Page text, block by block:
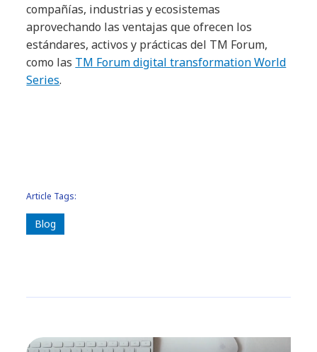
compañías, industrias y ecosistemas
aprovechando las ventajas que ofrecen los
estándares, activos y prácticas del TM Forum,
como las TM Forum digital transformation World
Series.
Article Tags:
Blog